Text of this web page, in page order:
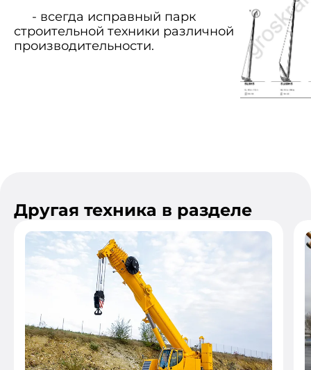
- всегда исправный парк
строительной техники различной
производительности.
Другая техника в разделе